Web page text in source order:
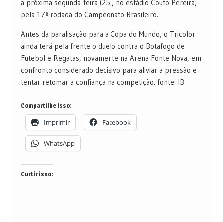
a próxima segunda-feira (25), no estádio Couto Pereira,
pela 17ª rodada do Campeonato Brasileiro.
Antes da paralisação para a Copa do Mundo, o Tricolor
ainda terá pela frente o duelo contra o Botafogo de
Futebol e Regatas, novamente na Arena Fonte Nova, em
confronto considerado decisivo para aliviar a pressão e
tentar retomar a confiança na competição. fonte: IB
Compartilhe isso:
Imprimir Facebook
WhatsApp
Curtir isso: